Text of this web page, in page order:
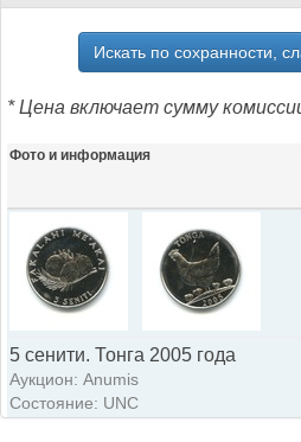
Искать по сохранности,
* Цена включает сумму
Фото и информация
5 сенити. Тонга 2005 года
Аукцион: Anumis
Состояние: UNC